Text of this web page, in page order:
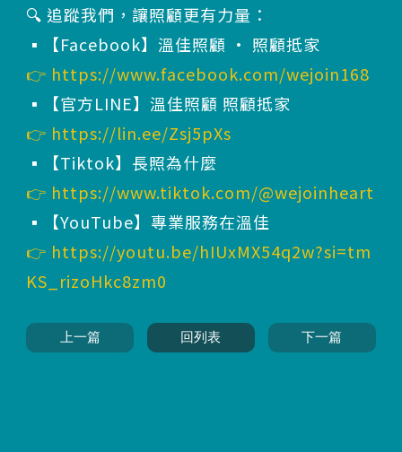
🔍 追蹤我們，讓照顧更有力量：
▪️【Facebook】溫佳照顧 · 照顧抵家
👉 https://www.facebook.com/wejoin168
▪️【官方LINE】溫佳照顧 照顧抵家
👉 https://lin.ee/Zsj5pXs
▪️【Tiktok】長照為什麼
👉 https://www.tiktok.com/@wejoinheart
▪️【YouTube】專業服務在溫佳
👉 https://youtu.be/hIUxMX54q2w?si=tm
KS_rizoHkc8zm0
上一篇 回列表 下一篇